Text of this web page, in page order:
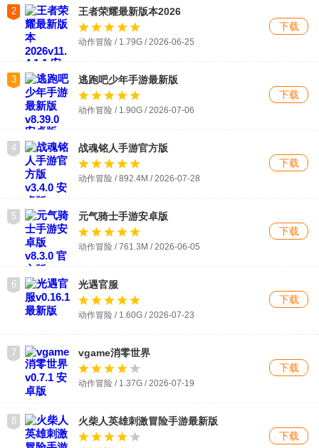
2 王者荣耀最新版本2026
动作冒险 / 1.79G / 2026-06-25
下载
3 逃跑吧少年手游最新版
动作冒险 / 1.90G / 2026-07-06
下载
4 战魂铭人手游官方版
动作冒险 / 892.4M / 2026-07-28
下载
5 元气骑士手游安卓版
动作冒险 / 761.3M / 2026-06-05
下载
6 光遇官服
动作冒险 / 1.60G / 2026-07-23
下载
7 vgame消零世界
动作冒险 / 1.37G / 2026-07-19
下载
8 火柴人英雄刺激冒险手游最新版
下载